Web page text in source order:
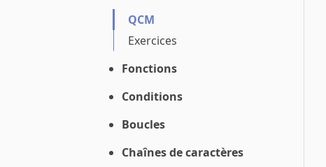
QCM
Exercices
Fonctions
Conditions
Boucles
Chaînes de caractères